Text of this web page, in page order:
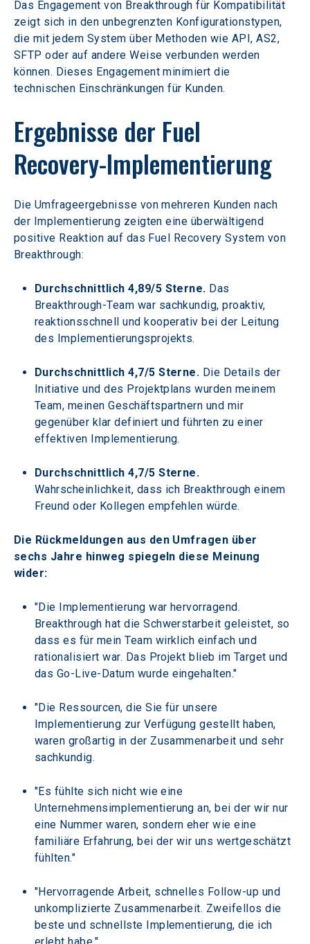
Das Engagement von Breakthrough für Kompatibilität
zeigt sich in den unbegrenzten Konfigurationstypen,
die mit jedem System über Methoden wie API, AS2,
SFTP oder auf andere Weise verbunden werden
können. Dieses Engagement minimiert die
technischen Einschränkungen für Kunden.
Ergebnisse der Fuel
Recovery-Implementierung
Die Umfrageergebnisse von mehreren Kunden nach
der Implementierung zeigten eine überwältigend
positive Reaktion auf das Fuel Recovery System von
Breakthrough:
Durchschnittlich 4,89/5 Sterne. Das
Breakthrough-Team war sachkundig, proaktiv,
reaktionsschnell und kooperativ bei der Leitung
des Implementierungsprojekts.
Durchschnittlich 4,7/5 Sterne. Die Details der
Initiative und des Projektplans wurden meinem
Team, meinen Geschäftspartnern und mir
gegenüber klar definiert und führten zu einer
effektiven Implementierung.
Durchschnittlich 4,7/5 Sterne.
Wahrscheinlichkeit, dass ich Breakthrough einem
Freund oder Kollegen empfehlen würde.
Die Rückmeldungen aus den Umfragen über
sechs Jahre hinweg spiegeln diese Meinung
wider:
"Die Implementierung war hervorragend.
Breakthrough hat die Schwerstarbeit geleistet, so
dass es für mein Team wirklich einfach und
rationalisiert war. Das Projekt blieb im Target und
das Go-Live-Datum wurde eingehalten."
"Die Ressourcen, die Sie für unsere
Implementierung zur Verfügung gestellt haben,
waren großartig in der Zusammenarbeit und sehr
sachkundig.
"Es fühlte sich nicht wie eine
Unternehmensimplementierung an, bei der wir nur
eine Nummer waren, sondern eher wie eine
familiäre Erfahrung, bei der wir uns wertgeschätzt
fühlten."
"Hervorragende Arbeit, schnelles Follow-up und
unkomplizierte Zusammenarbeit. Zweifellos die
beste und schnellste Implementierung, die ich